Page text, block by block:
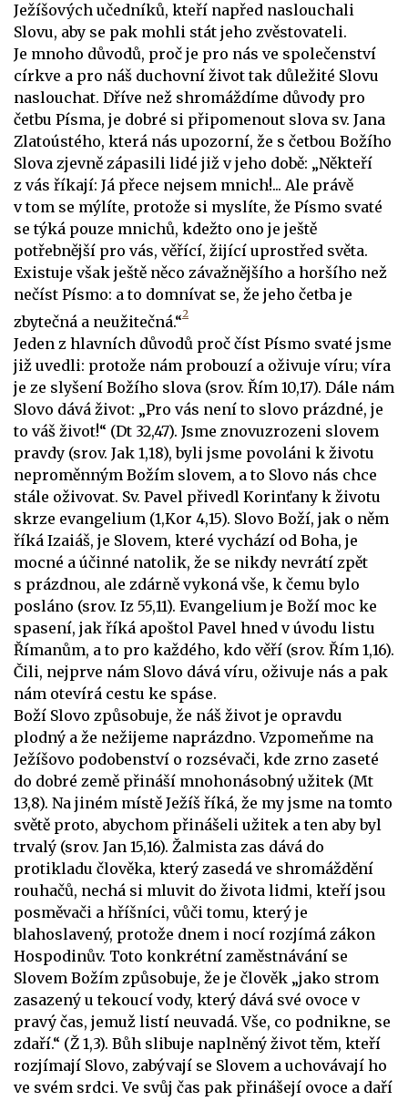
Ježíšových učedníků, kteří napřed naslouchali
Slovu, aby se pak mohli stát jeho zvěstovateli.
Je mnoho důvodů, proč je pro nás ve společenství
církve a pro náš duchovní život tak důležité Slovu
naslouchat. Dříve než shromáždíme důvody pro
četbu Písma, je dobré si připomenout slova sv. Jana
Zlatoústého, která nás upozorní, že s četbou Božího
Slova zjevně zápasili lidé již v jeho době: „Někteří
z vás říkají: Já přece nejsem mnich!... Ale právě
v tom se mýlíte, protože si myslíte, že Písmo svaté
se týká pouze mnichů, kdežto ono je ještě
potřebnější pro vás, věřící, žijící uprostřed světa.
Existuje však ještě něco závažnějšího a horšího než
nečíst Písmo: a to domnívat se, že jeho četba je
zbytečná a neužitečná.“2
Jeden z hlavních důvodů proč číst Písmo svaté jsme
již uvedli: protože nám probouzí a oživuje víru; víra
je ze slyšení Božího slova (srov. Řím 10,17). Dále nám
Slovo dává život: „Pro vás není to slovo prázdné, je
to váš život!“ (Dt 32,47). Jsme znovuzrozeni slovem
pravdy (srov. Jak 1,18), byli jsme povoláni k životu
neproměnným Božím slovem, a to Slovo nás chce
stále oživovat. Sv. Pavel přivedl Korinťany k životu
skrze evangelium (1,Kor 4,15). Slovo Boží, jak o něm
říká Izaiáš, je Slovem, které vychází od Boha, je
mocné a účinné natolik, že se nikdy nevrátí zpět
s prázdnou, ale zdárně vykoná vše, k čemu bylo
posláno (srov. Iz 55,11). Evangelium je Boží moc ke
spasení, jak říká apoštol Pavel hned v úvodu listu
Římanům, a to pro každého, kdo věří (srov. Řím 1,16).
Čili, nejprve nám Slovo dává víru, oživuje nás a pak
nám otevírá cestu ke spáse.
Boží Slovo způsobuje, že náš život je opravdu
plodný a že nežijeme naprázdno. Vzpomeňme na
Ježíšovo podobenství o rozsévači, kde zrno zaseté
do dobré země přináší mnohonásobný užitek (Mt
13,8). Na jiném místě Ježíš říká, že my jsme na tomto
světě proto, abychom přinášeli užitek a ten aby byl
trvalý (srov. Jan 15,16). Žalmista zas dává do
protikladu člověka, který zasedá ve shromáždění
rouhačů, nechá si mluvit do života lidmi, kteří jsou
posměvači a hříšníci, vůči tomu, který je
blahoslavený, protože dnem i nocí rozjímá zákon
Hospodinův. Toto konkrétní zaměstnávání se
Slovem Božím způsobuje, že je člověk „jako strom
zasazený u tekoucí vody, který dává své ovoce v
pravý čas, jemuž listí neuvadá. Vše, co podnikne, se
zdaří.“ (Ž 1,3). Bůh slibuje naplněný život těm, kteří
rozjímají Slovo, zabývají se Slovem a uchovávají ho
ve svém srdci. Ve svůj čas pak přinášejí ovoce a daří